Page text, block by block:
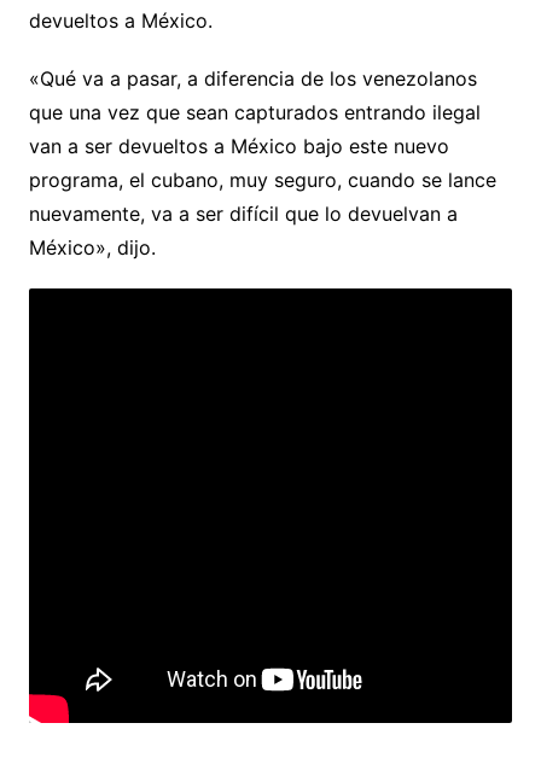
devueltos a México.
«Qué va a pasar, a diferencia de los venezolanos
que una vez que sean capturados entrando ilegal
van a ser devueltos a México bajo este nuevo
programa, el cubano, muy seguro, cuando se lance
nuevamente, va a ser difícil que lo devuelvan a
México», dijo.